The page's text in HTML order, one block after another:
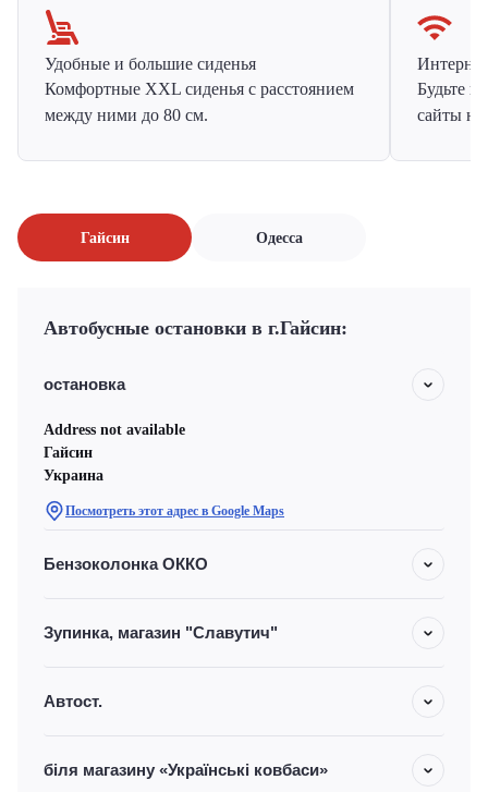
Удобные и большие сиденья
Комфортные XXL сиденья с расстоянием
между ними до 80 см.
Будьте
сайты на
Гайсин Одесса
Автобусные остановки в г.Гайсин:
остановка
Address not available
Гайсин
Украина
Посмотреть этот адрес в Google Maps
Бензоколонка ОККО
Зупинка, магазин "Славутич"
Автост.
біля магазину «Українські ковбаси»